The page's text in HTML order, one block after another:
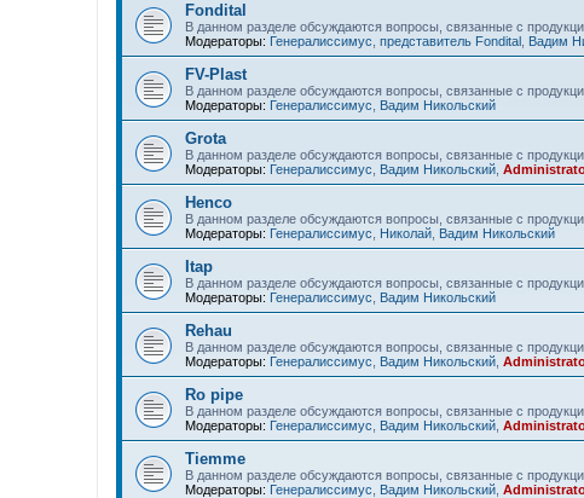
Fondital
В данном разделе обсуждаются вопросы, связанные с
Модераторы: Генералиссимус представитель Fondital Вадим
FV-Plast
В данном разделе обсуждаются вопросы, связанные с
Модераторы: Генералиссимус Вадим Никольский
Grota
В данном разделе обсуждаются вопросы, связанные с
Модераторы: Генералиссимус Вадим Никольский
Henco
В данном разделе обсуждаются вопросы, связанные с
Модераторы: Генералиссимус Николай Вадим Никольский
Itap
В данном разделе обсуждаются вопросы, связанные с
Модераторы: Генералиссимус Вадим Никольский
Rehau
В данном разделе обсуждаются вопросы, связанные с
Модераторы: Генералиссимус Вадим Никольский
Ro pipe
В данном разделе обсуждаются вопросы, связанные с
Модераторы: Генералиссимус Вадим Никольский
Tiemme
В данном разделе обсуждаются вопросы, связанные с
Модераторы: Генералиссимус Вадим Никольский